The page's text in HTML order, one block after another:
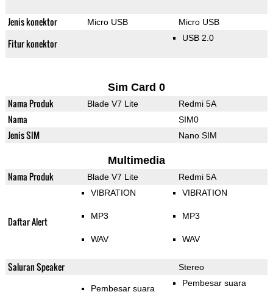
Jenis konektor Micro USB Micro USB
Fitur konektor USB 2.0
Sim Card 0
Nama Produk Blade V7 Lite Redmi 5A
Nama SIM0
Jenis SIM Nano SIM
Multimedia
Nama Produk Blade V7 Lite Redmi 5A
Daftar Alert
VIBRATION
MP3
WAV
VIBRATION
MP3
WAV
Saluran Speaker Stereo
Pembesar suara
Pembesar suara